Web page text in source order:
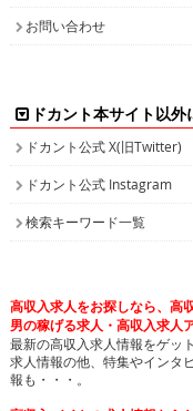
お問い合わせ
ドカント本サイト以外
ドカント公式 X(旧Twitter)
ドカント公式 Instagram
検索キーワード一覧
高収入求人をお探しなら、高
男の稼げる求人・高収入求人
最新の高収入求人情報をゲッ
求人情報の他、特集やインタ
報も・・・。